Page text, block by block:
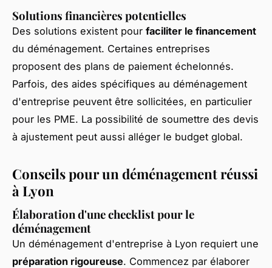
Solutions financières potentielles
Des solutions existent pour faciliter le financement
du déménagement. Certaines entreprises
proposent des plans de paiement échelonnés.
Parfois, des aides spécifiques au déménagement
d'entreprise peuvent être sollicitées, en particulier
pour les PME. La possibilité de soumettre des devis
à ajustement peut aussi alléger le budget global.
Conseils pour un déménagement réussi
à Lyon
Élaboration d'une checklist pour le
déménagement
Un déménagement d'entreprise à Lyon requiert une
préparation rigoureuse. Commencez par élaborer